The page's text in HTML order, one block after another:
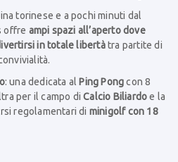
torinese e a pochi minuti dal
offre ampi spazi all’aperto dove
in totale libertàtra partite di
: una dedicata alPing Pongcon 8
per il campo diCalcio Biliardoe la
regolamentari di minigolf con 18